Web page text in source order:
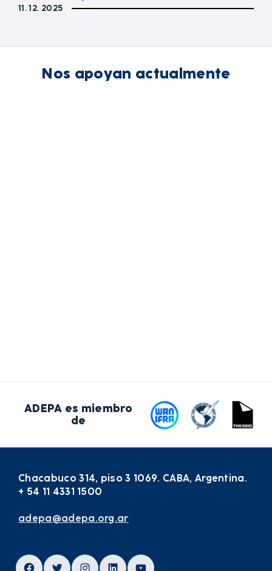
11. 12. 2025
Nos apoyan actualmente
ADEPA es miembro
de
Chacabuco 314, piso 3 1069. CABA, Argentina.
+ 54 11 4331 1500
adepa@adepa.org.ar
Facebook
TwitterInstagram
LinkedInYouTube